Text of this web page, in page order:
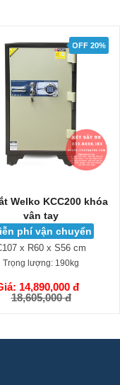
OFF 23%
Aifeibao HK-A1/D-
100-QH
phí vận chuyển
x R56 x S52 cm
Trọng lượng: 188kg
64,500,000 đ
83,700,000 đ